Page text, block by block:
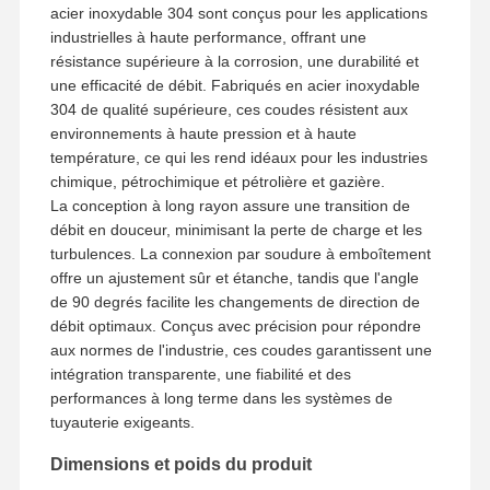
Visite D'usine Contrôle De
Contact Nouvelles
Tous Les Cas
Pièces de raccordement de tuyaux à vis en acier inoxydable
Garnitures de tuyau forgées d'acier inoxydable
Brides d'acier inoxydable
soupape en acier inoxydable
acier inoxydable 304 sont conçus pour les applications
industrielles à haute performance, offrant une
résistance supérieure à la corrosion, une durabilité et
une efficacité de débit. Fabriqués en acier inoxydable
304 de qualité supérieure, ces coudes résistent aux
environnements à haute pression et à haute
température, ce qui les rend idéaux pour les industries
chimique, pétrochimique et pétrolière et gazière.
La conception à long rayon assure une transition de
débit en douceur, minimisant la perte de charge et les
turbulences. La connexion par soudure à emboîtement
offre un ajustement sûr et étanche, tandis que l'angle
de 90 degrés facilite les changements de direction de
débit optimaux. Conçus avec précision pour répondre
aux normes de l'industrie, ces coudes garantissent une
intégration transparente, une fiabilité et des
performances à long terme dans les systèmes de
tuyauterie exigeants.
Dimensions et poids du produit